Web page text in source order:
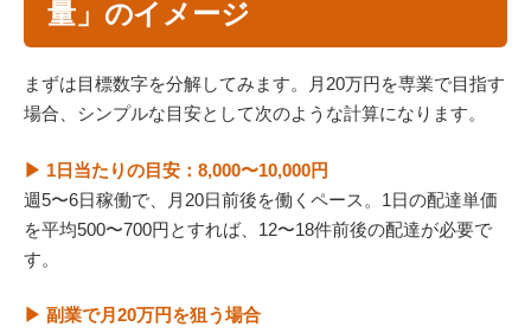
量」のイメージ
まずは目標数字を分解してみます。月20万円を専業で目指す
場合、シンプルな目安として次のような計算になります。
▶ 1日当たりの目安：8,000〜10,000円
週5〜6日稼働で、月20日前後を働くペース。1日の配達単価
を平均500〜700円とすれば、12〜18件前後の配達が必要で
す。
▶ 副業で月20万円を狙う場合